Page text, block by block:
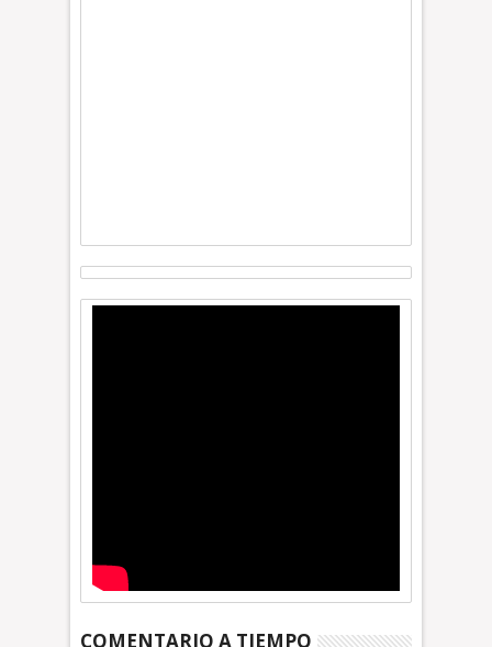
COMENTARIO A TIEMPO